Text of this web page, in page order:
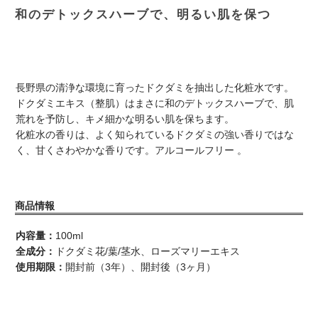
和のデトックスハーブで、明るい肌を保つ
長野県の清浄な環境に育ったドクダミを抽出した化粧水です。
ドクダミエキス（整肌）はまさに和のデトックスハーブで、肌
荒れを予防し、キメ細かな明るい肌を保ちます。
化粧水の香りは、よく知られているドクダミの強い香りではな
く、甘くさわやかな香りです。アルコールフリー 。
商品情報
内容量： 100ml
全成分：
ドクダミ花/葉/茎水、ローズマリーエキス
使用期限： 開封前（3年）、開封後（3ヶ月）